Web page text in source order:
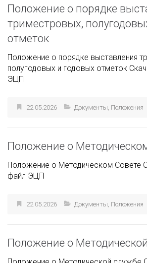
Положение о порядке
триместровых,
отметок
Положение о порядке выставления
полугодовых и годовых отметок
ЭЦП
22.05.2026 Документы, Положения
Положение о
Положение о Методическом Совете
файл ЭЦП
22.05.2026 Документы, Положения
Положение о